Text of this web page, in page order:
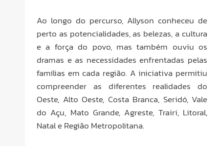
Ao longo do percurso, Allyson conheceu de
perto as potencialidades, as belezas, a cultura
e a força do povo, mas também ouviu os
dramas e as necessidades enfrentadas pelas
famílias em cada região. A iniciativa permitiu
compreender as diferentes realidades do
Oeste, Alto Oeste, Costa Branca, Seridó, Vale
do Açu, Mato Grande, Agreste, Trairi, Litoral,
Natal e Região Metropolitana.